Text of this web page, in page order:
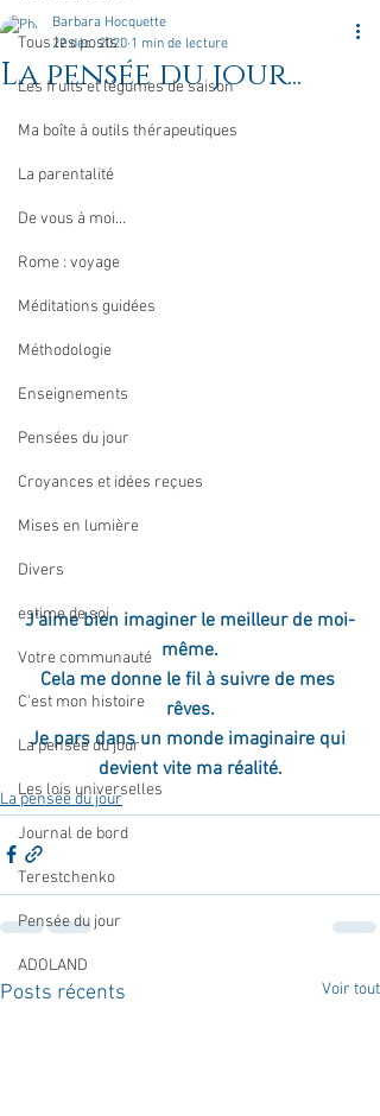
Tous les posts
Les fruits et légumes de saison
Ma boîte à outils thérapeutiques
La parentalité
De vous à moi...
Rome : voyage
Méditations guidées
Méthodologie
Enseignements
Pensées du jour
Croyances et idées reçues
Mises en lumière
Divers
estime de soi
Votre communauté
C'est mon histoire
La pensée du jour
Les lois universelles
Journal de bord
Terestchenko
Pensée du jour
ADOLAND
La pensée du jour...
Barbara Hocquette
22 déc. 2020 1 min de lecture
J'aime bien imaginer le meilleur de moi-
même.
Cela me donne le fil à suivre de mes
rêves.
Je pars dans un monde imaginaire qui
devient vite ma réalité.
La pensée du jour
Posts récents Voir tout